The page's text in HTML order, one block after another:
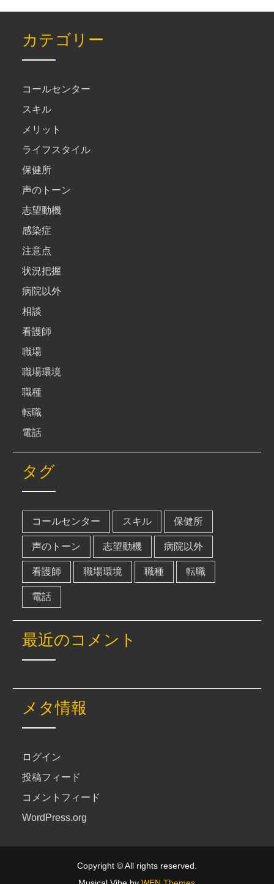
カテゴリー
コールセンター
スキル
メリット
ライフスタイル
保健所
声のトーン
志望動機
感染症
注意点
状況把握
病院以外
相談
看護師
職場
職場環境
職種
転職
電話
タグ
コールセンター スキル 保健所
声のトーン 志望動機 病院以外
看護師 職場環境 職種 転職
電話
最近のコメント
メタ情報
ログイン
投稿フィード
コメントフィード
WordPress.org
Copyright © All rights reserved.